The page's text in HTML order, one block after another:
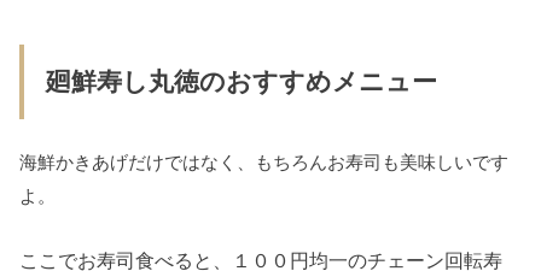
廻鮮寿し丸徳のおすすめメニュー
海鮮かきあげだけではなく、もちろんお寿司も美味しいです
よ。
ここでお寿司食べると、１００円均一のチェーン回転寿